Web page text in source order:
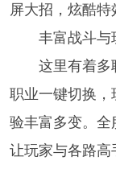
屏大招，炫酷特
丰富战斗与
这里有着多
职业一键切换
验丰富多变。全
让玩家与各路高